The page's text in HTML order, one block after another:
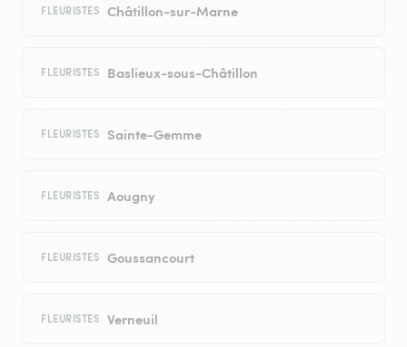
FLEURISTES Châtillon-sur-Marne
FLEURISTES Baslieux-sous-Châtillon
FLEURISTES Sainte-Gemme
FLEURISTES Aougny
FLEURISTES Goussancourt
FLEURISTES Verneuil